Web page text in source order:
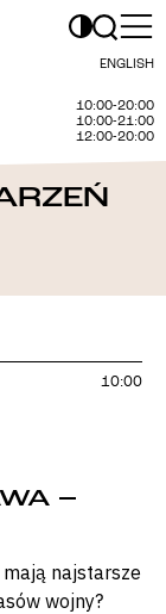
ENGLISH
10:00-20:00
10:00-21:00
12:00-20:00
10:00
–
najstarsze
wojny?